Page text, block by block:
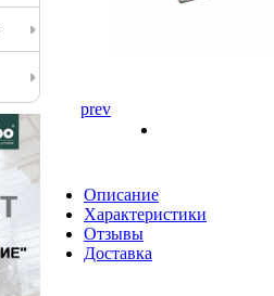
prev
Описание
Характеристики
Отзывы
Доставка